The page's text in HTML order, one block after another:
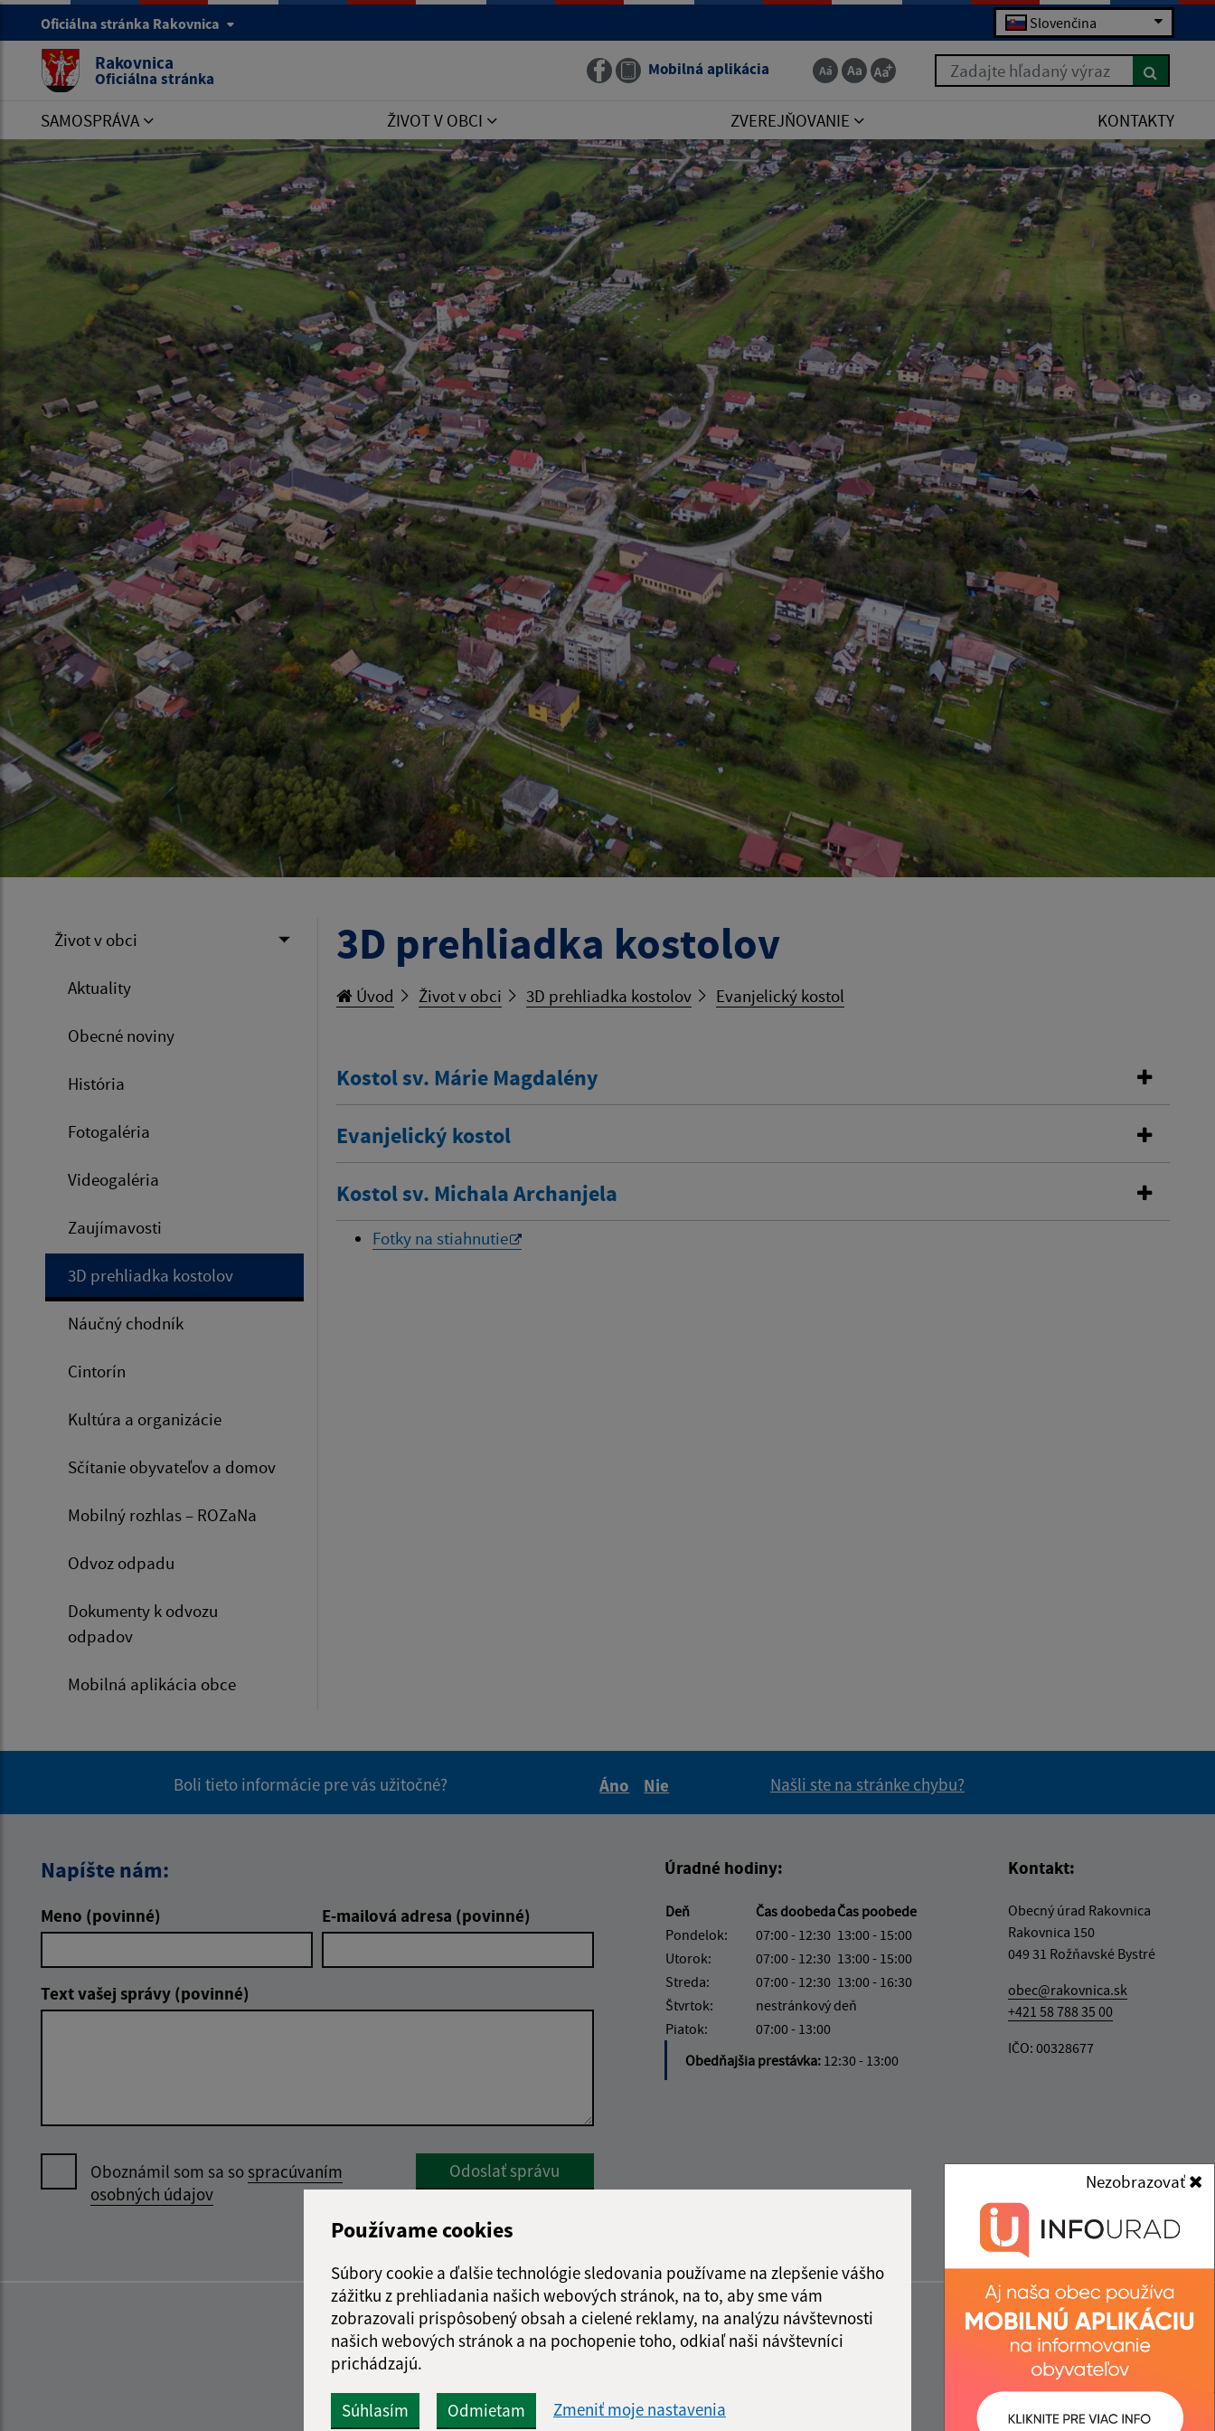
Používame cookies
Súbory cookie a ďalšie technológie sledovania používame na zlepšenie vášho
zážitku z prehliadania našich webových stránok, na to, aby sme vám
zobrazovali prispôsobený obsah a cielené reklamy, na analýzu návštevnosti
našich webových stránok a na pochopenie toho, odkiaľ naši návštevníci
prichádzajú.
Súhlasím Odmietam Zmeniť moje nastavenia
Nezobrazovať
Oficiálna stránka Rakovnica Slovenčina
Rakovnica
Oficiálna stránka Mobilná aplikácia Zadajte hľadaný výraz
SAMOSPRÁVA ŽIVOT V OBCI ZVEREJŇOVANIE KONTAKTY
Život v obci
Aktuality
Obecné noviny
História
Fotogaléria
Videogaléria
Zaujímavosti
3D prehliadka kostolov
Náučný chodník
Cintorín
Kultúra a organizácie
Sčítanie obyvateľov a domov
Mobilný rozhlas – ROZaNa
Odvoz odpadu
Dokumenty k odvozu
odpadov
Mobilná aplikácia obce
3D prehliadka kostolov
Úvod Život v obci 3D prehliadka kostolov Evanjelický kostol
Kostol sv. Márie Magdalény
Evanjelický kostol
Kostol sv. Michala Archanjela
Fotky na stiahnutie
Boli tieto informácie pre vás užitočné?
Áno
Nie
Našli ste na stránke chybu?
Napíšte nám:
Meno (povinné) E-mailová adresa (povinné)
Text vašej správy (povinné)
Oboznámil som sa sospracúvaním
osobných údajov
Google reCaptcha Response
Odoslať správu
Úradné hodiny:
Deň Čas doobedaČas poobede
Pondelok:
07:00 - 12:30 13:00 - 15:00
Utorok:
07:00 - 12:30 13:00 - 15:00
Streda:
07:00 - 12:30 13:00 - 16:30
Štvrtok:
nestránkový deň
Piatok:
07:00 - 13:00
Obedňajšia prestávka: 12:30 - 13:00
Kontakt:
Obecný úrad Rakovnica
Rakovnica 150
049 31 Rožňavské Bystré
obec@rakovnica.sk
+421 58 788 35 00
IČO: 00328677